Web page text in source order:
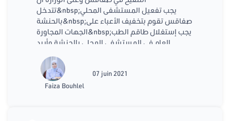
تتدخل&nbsp;يجب تفعيل المستشفى المحلي
بالحنشة&nbsp;صفاقس تقوم بتخفيف الأعباء على
الجهات المجاورة&nbsp;يجب إستغلال طاقم الطب
العام في المستشفى المحلي بالحنشة وأريد
Faiza Bouhlel
07 juin 2021